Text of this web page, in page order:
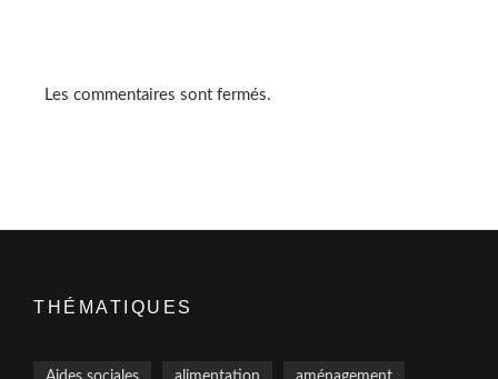
Les commentaires sont fermés.
THÉMATIQUES